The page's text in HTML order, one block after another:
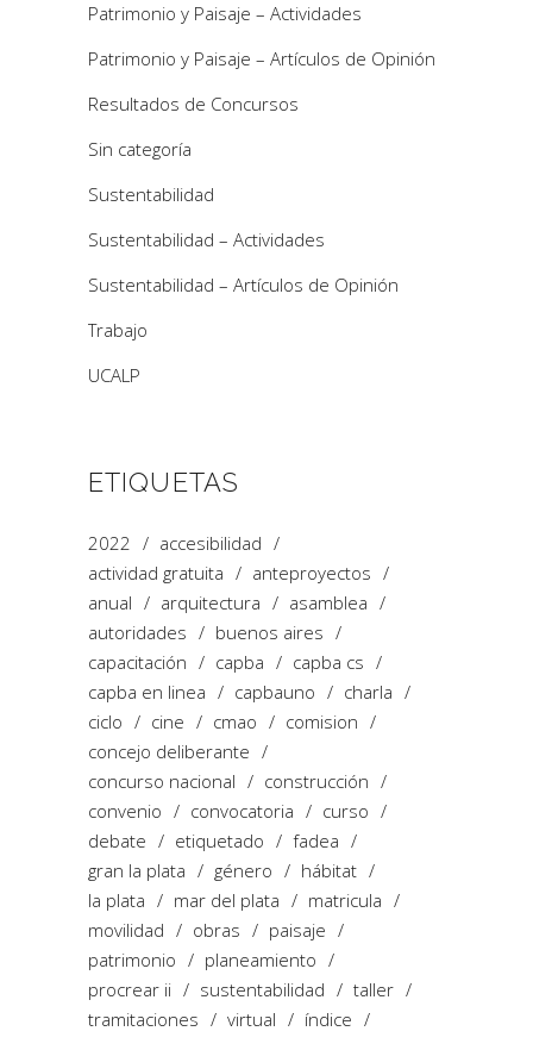
Patrimonio y Paisaje – Actividades
Patrimonio y Paisaje – Artículos de Opinión
Resultados de Concursos
Sin categoría
Sustentabilidad
Sustentabilidad – Actividades
Sustentabilidad – Artículos de Opinión
Trabajo
UCALP
ETIQUETAS
2022
accesibilidad
actividad gratuita
anteproyectos
anual
arquitectura
asamblea
autoridades
buenos aires
capacitación
capba
capba cs
capba en linea
capbauno
charla
ciclo
cine cmao
comision
concejo deliberante
concurso nacional
construcción
convenio
convocatoria
curso
debate
etiquetado
fadea
gran la plata
género
hábitat
la plata
mar del plata
matricula
movilidad
obras
paisaje
patrimonio
planeamiento
procrear ii
sustentabilidad
taller
tramitaciones
virtual índice